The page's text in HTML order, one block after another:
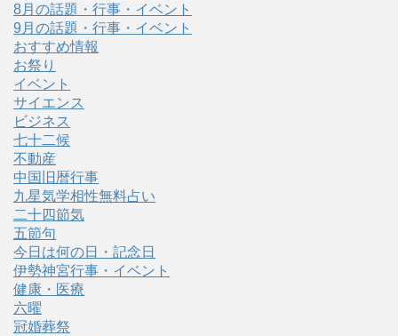
8月の話題・行事・イベント
9月の話題・行事・イベント
おすすめ情報
お祭り
イベント
サイエンス
ビジネス
七十二候
不動産
中国旧暦行事
九星気学相性無料占い
二十四節気
五節句
今日は何の日・記念日
伊勢神宮行事・イベント
健康・医療
六曜
冠婚葬祭